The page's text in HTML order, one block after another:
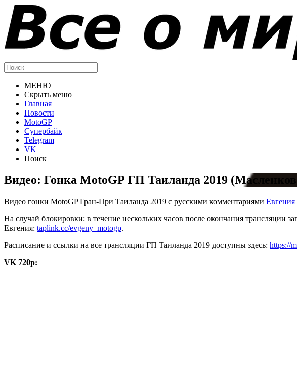
МЕНЮ
Скрыть меню
Главная
Новости
MotoGP
Супербайк
Telegram
VK
Поиск
Видео: Гонка MotoGP ГП Таиланда 2019
Видео гонки MotoGP Гран-При Таиланда 2019 с русскими комментариями Евгения
На случай блокировки: в течение нескольких часов после окончания трансляции
Евгения: taplink.cc/evgeny_motogp.
Расписание и ссылки на все трансляции ГП Таиланда 2019 доступны здесь: https://
VK 720p: